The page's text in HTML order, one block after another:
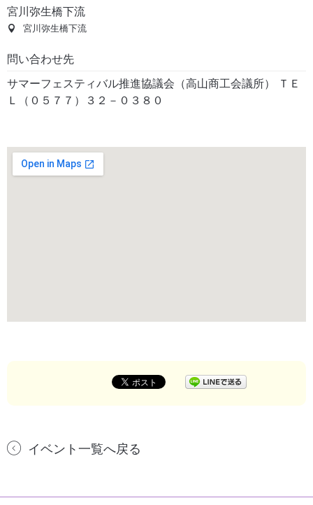
宮川弥生橋下流
宮川弥生橋下流
問い合わせ先
サマーフェスティバル推進協議会（高山商工会議所） ＴＥ
Ｌ（０５７７）３２－０３８０
イベント一覧へ戻る